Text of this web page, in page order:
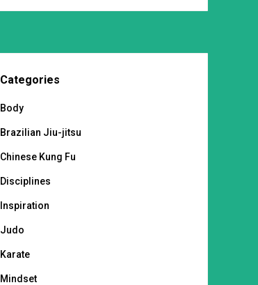
Categories
Body
Brazilian Jiu-jitsu
Chinese Kung Fu
Disciplines
Inspiration
Judo
Karate
Mindset